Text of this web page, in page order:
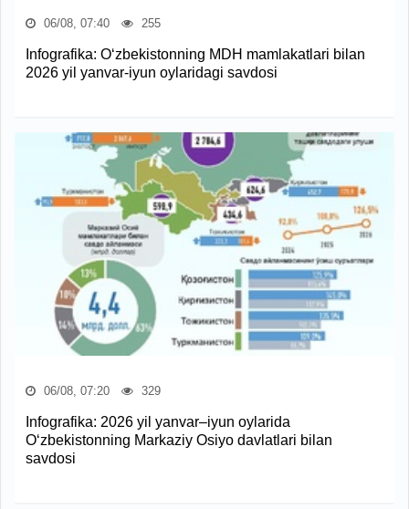
06/08, 07:40 255
Infografika: O‘zbekistonning MDH mamlakatlari bilan
2026 yil yanvar-iyun oylaridagi savdosi
06/08, 07:20 329
Infografika: 2026 yil yanvar–iyun oylarida
O‘zbekistonning Markaziy Osiyo davlatlari bilan
savdosi